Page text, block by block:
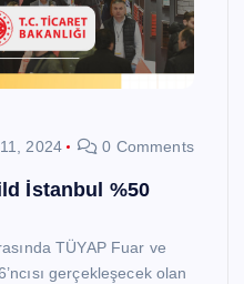
2024 0 Comments
İstanbul %50
TÜYAP Fuar ve
gerçekleşecek olan